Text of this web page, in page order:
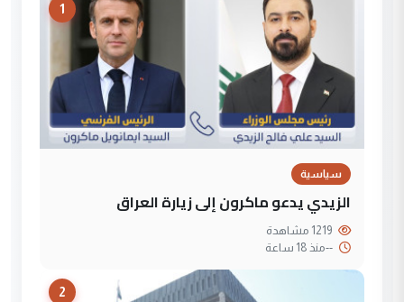
1
سياسية
الزيدي يدعو ماكرون إلى زيارة العراق
--منذ 18 ساعة
2